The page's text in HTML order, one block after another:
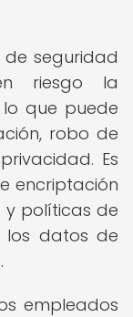
seguridad
riesgo la
que puede
robo de
Es
encriptación
y políticas de
los datos de
empleados